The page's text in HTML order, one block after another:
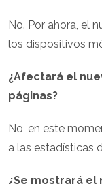
No. Por ahora, el
los dispositivos
¿Afectará el
páginas?
No, en este
a las estadísticas
¿Se mostrará